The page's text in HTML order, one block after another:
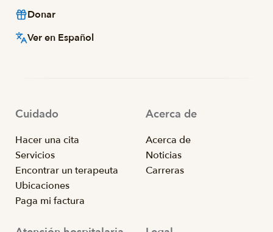
Donar
Ver en Español
Cuidado
Hacer una cita
Servicios
Encontrar un terapeuta
Ubicaciones
Paga mi factura
Acerca de
Acerca de
Noticias
Carreras